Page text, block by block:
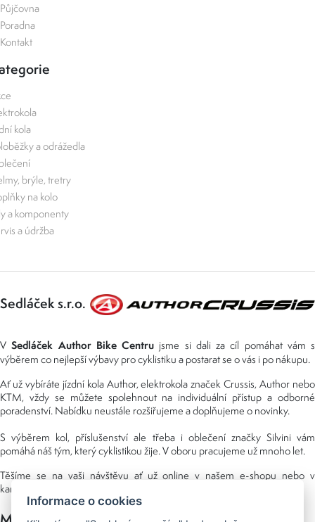
Půjčovna
Poradna
Kontakt
kola
a odrážedla
brýle, tretry
na kolo
a komponenty
a údržba
Sedláček s.r.o.
VSedláček Author Bike Centru jsme si dali za cíl pomáhat vám s
výběrem co nejlepší výbavy pro cyklistiku a postarat se o vás i po nákupu.
Ať už vybíráte jízdní kola Author, elektrokola značek Crussis, Author nebo
KTM, vždy se můžete spolehnout na individuální přístup a odborné
poradenství. Nabídku neustále rozšiřujeme a doplňujeme o novinky.
S výběrem kol, příslušenství ale třeba i oblečení značky Silvini vám
pomáhá náš tým, který cyklistikou žije. V oboru pracujeme už mnoho let.
Těšíme se na vaši návštěvu ať už online v našem e-shopu nebo v
kamenné prodejně, kterou najdete v NS (nákupní středisko) URAN.
Informace o cookies